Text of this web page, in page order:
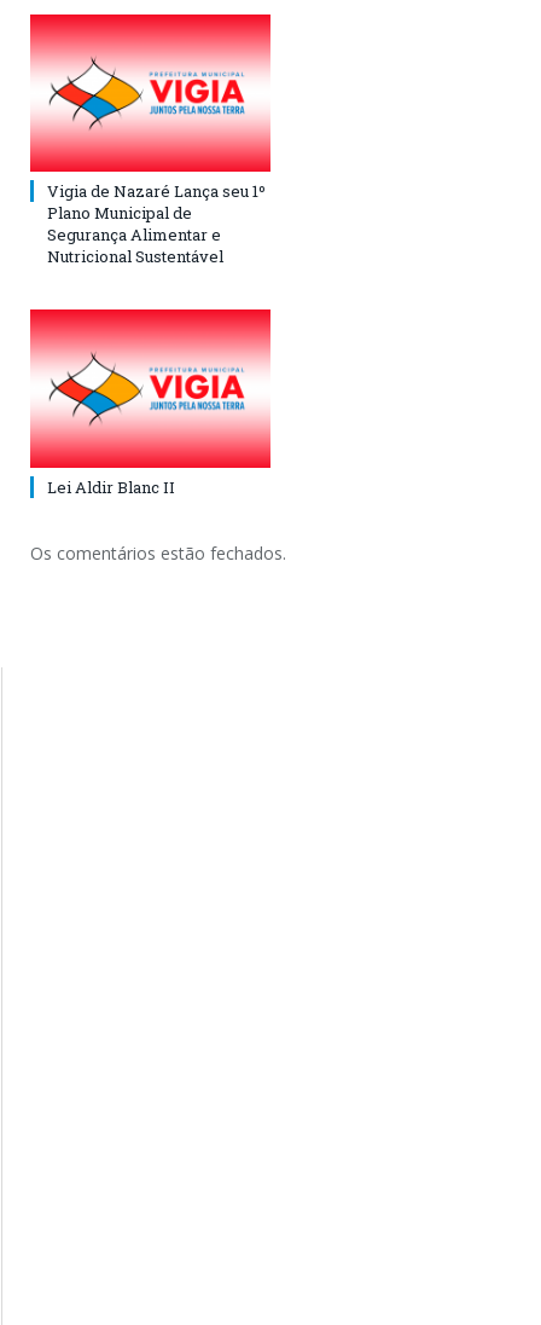
Vigia de Nazaré Lança seu 1º
Plano Municipal de
Segurança Alimentar e
Nutricional Sustentável
Lei Aldir Blanc II
Os comentários estão fechados.